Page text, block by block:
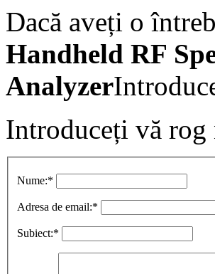
Dacă aveți o
Handheld RF
Analyzer
Introduceți vă rog
Nume:*
Adresa de email:*
Subiect:*